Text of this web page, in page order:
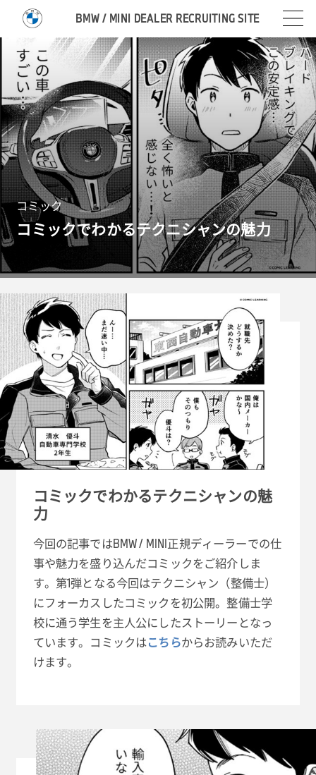
BMW / MINI DEALER RECRUITING SITE
コミック
コミックでわかるテクニシャンの魅力
コミックでわかるテクニシャンの魅
力
今回の記事ではBMW / MINI正規ディーラーでの仕
事や魅力を盛り込んだコミックをご紹介しま
す。第1弾となる今回はテクニシャン（整備士）
にフォーカスしたコミックを初公開。整備士学
校に通う学生を主人公にしたストーリーとなっ
ています。コミックはこちらからお読みいただ
けます。